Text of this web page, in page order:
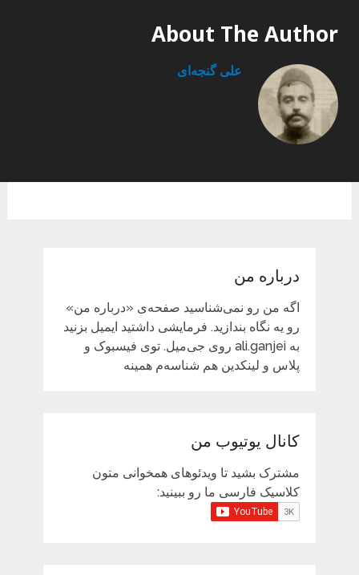
About The Author
علی گنجه‌ای
درباره من
اگه من رو نمی‌شناسید صفحه‌ی «درباره من»
رو یه نگاه بندازید. فرمایشی داشتید ایمیل بزنید
به ali.ganjei روی جی‌میل. توی فیسبوک و
پلاس و لینکدین هم شناسه‌م همینه
کانال یوتیوب من
مشترک بشید تا ویدئوهای همخوانی متون
کلاسیک فارسی ما رو ببینید: